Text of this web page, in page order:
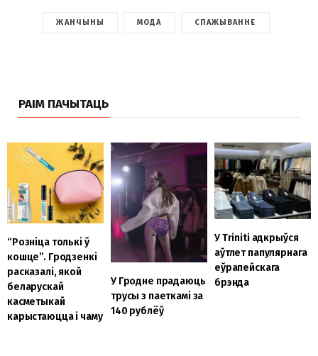
ЖАНЧЫНЫ МОДА СПАЖЫВАННЕ
РАІМ ПАЧЫТАЦЬ
“Розніца толькі ў
кошце”. Гродзенкі
расказалі, якой
беларускай
касметыкай
карыстаюцца і чаму
У Гродне прадаюць
трусы з паеткамі за
140 рублёў
У Triniti адкрыўся
аўтлет папулярнага
еўрапейскага
брэнда